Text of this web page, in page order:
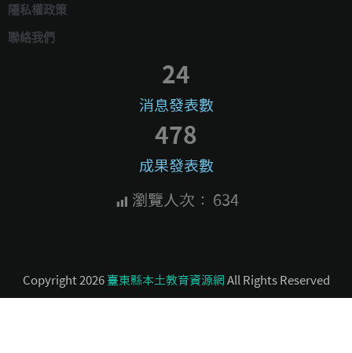
隱私權政策
聯絡我們
消息發表數
24
成果發表數
478
瀏覽人次： 634
Copyright 2026 臺東縣本土教育資源網 All Rights Reserved